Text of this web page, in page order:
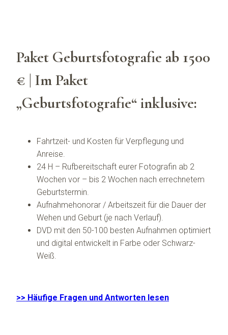
Paket Geburtsfotografie ab 1500
€ | Im Paket
„Geburtsfotografie“ inklusive:
Fahrtzeit- und Kosten für Verpflegung und
Anreise.
24 H – Rufbereitschaft eurer Fotografin ab 2
Wochen vor – bis 2 Wochen nach errechnetem
Geburtstermin.
Aufnahmehonorar / Arbeitszeit für die Dauer der
Wehen und Geburt (je nach Verlauf).
DVD mit den 50-100 besten Aufnahmen optimiert
und digital entwickelt in Farbe oder Schwarz-
Weiß.
>> Häufige Fragen und Antworten lesen